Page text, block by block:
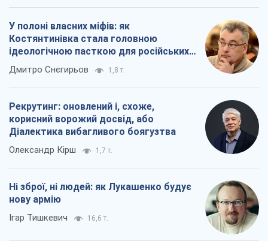
У полоні власних міфів: як
Костянтинівка стала головною
ідеологічною пасткою для російських
окупантів
Дмитро Снєгирьов 1,8 т.
Рекрутинг: оновлений і, схоже,
корисний ворожий досвід, або
Діалектика вибагливого боягузтва
Олександр Кірш 1,7 т.
Ні зброї, ні людей: як Лукашенко будує
нову армію
Ігар Тишкевич 16,6 т.